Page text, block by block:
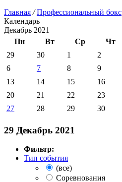
Главная / Профессиональный бокс
Календарь
Декабрь 2021
Пн
Вт Ср Чт
29
30 1 2
6
7 8 9
13
14 15 16
20
21 22 23
27
28 29 30
29 Декабрь 2021
Фильтр:
Тип события
(все)
Соревнования